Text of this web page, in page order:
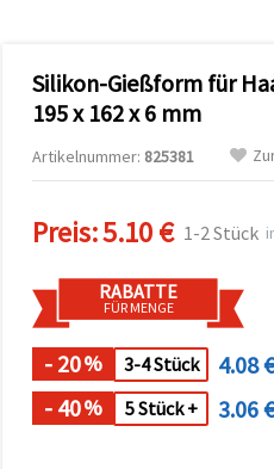
auch mit
Unterstützung
unserer
Analyse
und
Sie können
akzeptieren,
ablehnen
oder Ihre
Einstellungen
individuell
festlegen.
Silikon-Gießform für
195 x 162 x 6 mm
Artikelnummer: 825381
Preis:5.10 € 1-2 Stück
RABATTE
FÜR MENGE
- 20% 3-4 Stück
4.08 €
- 40% 5 Stück + 3.06 €